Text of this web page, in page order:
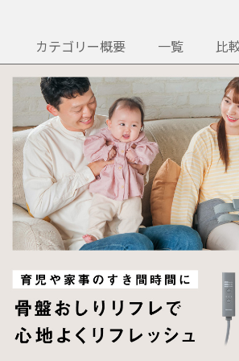
プ
カテゴリー概要 一覧 比